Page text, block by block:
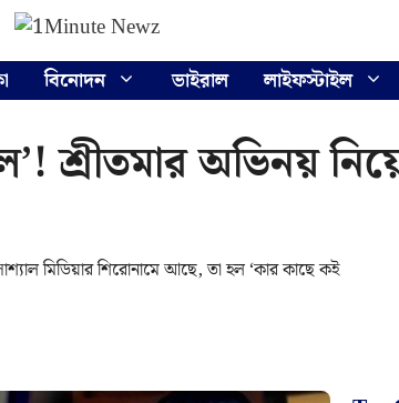
বিনোদন ভাইরাল লাইফস্টাইল
শ্রীতমার অভিনয়
মিডিয়ার শিরোনামে আছে, তা হল ‘কার কাছে কই